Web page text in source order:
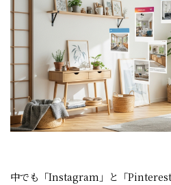
中でも「Instagram」と「